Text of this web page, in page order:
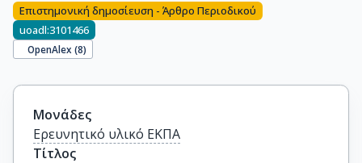
Επιστημονική δημοσίευση - Άρθρο Περιοδικού
uoadl:3101466
OpenAlex (8)
Μονάδες
Ερευνητικό υλικό ΕΚΠΑ
Τίτλος